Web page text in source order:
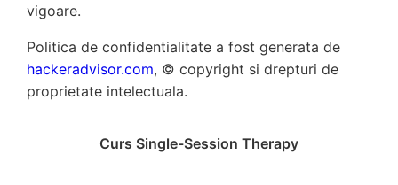
vigoare.
Politica de confidentialitate a fost generata de
hackeradvisor.com, © copyright si drepturi de
proprietate intelectuala.
Curs Single-Session Therapy